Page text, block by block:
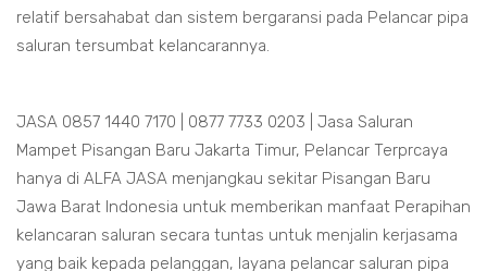
relatif bersahabat dan sistem bergaransi pada Pelancar pipa
saluran tersumbat kelancarannya.
JASA 0857 1440 7170 | 0877 7733 0203 | Jasa Saluran
Mampet Pisangan Baru Jakarta Timur, Pelancar Terprcaya
hanya di ALFA JASA menjangkau sekitar Pisangan Baru
Jawa Barat Indonesia untuk memberikan manfaat Perapihan
kelancaran saluran secara tuntas untuk menjalin kerjasama
yang baik kepada pelanggan, layana pelancar saluran pipa